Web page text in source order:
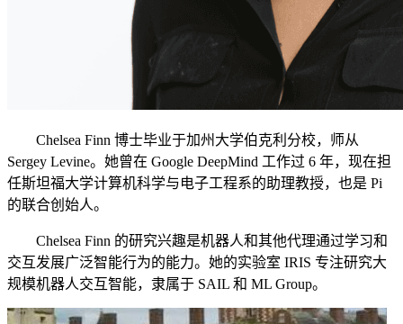
Chelsea Finn 博士毕业于加州大学伯克利分校，师从
Sergey Levine。她曾在 Google DeepMind 工作过 6 年，现在担
任斯坦福大学计算机科学与电子工程系的助理教授，也是 Pi
的联合创始人。
Chelsea Finn 的研究兴趣是机器人和其他代理通过学习和
交互发展广泛智能行为的能力。她的实验室 IRIS 专注研究大
规模机器人交互智能，隶属于 SAIL 和 ML Group。